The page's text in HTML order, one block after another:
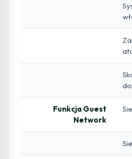
Funkcja Guest
Network